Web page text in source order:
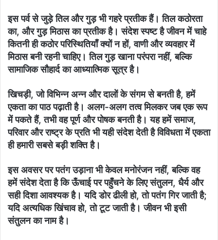
इस पर्व से जुड़े तिल और गुड़ भी गहरे प्रतीक हैं। तिल कठोरता
का, और गुड़ मिठास का प्रतीक है। संदेश स्पष्ट है जीवन में चाहे
कितनी ही कठोर परिस्थितियाँ क्यों न हों, वाणी और व्यवहार में
मिठास बनी रहनी चाहिए। तिल गुड़ खाना परंपरा नहीं, बल्कि
सामाजिक सौहार्द का आध्यात्मिक सूत्र है।
खिचड़ी, जो विभिन्न अन्न और दालों के संगम से बनती है, हमें
एकता का पाठ पढ़ाती है। अलग-अलग तत्व मिलकर जब एक रूप
में पकते हैं, तभी वह पूर्ण और पोषक बनती है। यह हमें समाज,
परिवार और राष्ट्र के प्रति भी यही संदेश देती है विविधता में एकता
ही हमारी सबसे बड़ी शक्ति है।
इस अवसर पर पतंग उड़ाना भी केवल मनोरंजन नहीं, बल्कि वह
हमें संदेश देता है कि ऊँचाई पर पहुँचने के लिए संतुलन, धैर्य और
सही दिशा आवश्यक है। यदि डोर ढीली हो, तो पतंग गिर जाती है;
यदि अत्यधिक खिंचाव हो, तो टूट जाती है। जीवन भी इसी
संतुलन का नाम है।